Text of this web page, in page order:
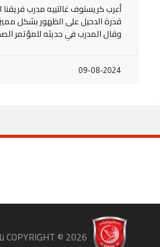
أعرب كريستوف غالتييه مدرب
قدرة الدحيل على الظهور بشكل
وقال المدرب في حديثه للمؤتمر
09-08-2024
2026